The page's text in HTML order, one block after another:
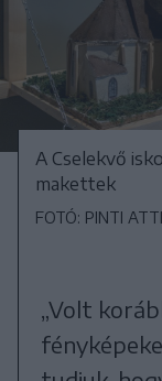
A Cselekvő
makettek
FOTÓ: PINTI
„Volt